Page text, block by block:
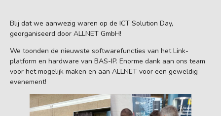
Blij dat we aanwezig waren op de ICT Solution Day,
georganiseerd door ALLNET GmbH!
We toonden de nieuwste softwarefuncties van het Link-
platform en hardware van BAS-IP. Enorme dank aan ons team
voor het mogelijk maken en aan ALLNET voor een geweldig
evenement!